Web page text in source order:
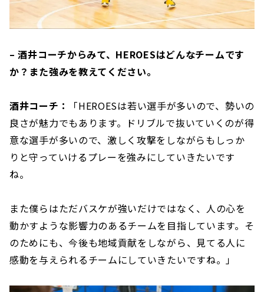
– 酒井コーチからみて、HEROESはどんなチームです
か？また強みを教えてください。
酒井コーチ：
「HEROESは若い選手が多いので、勢いの
良さが魅力でもあります。ドリブルで抜いていくのが得
意な選手が多いので、激しく攻撃をしながらもしっか
りと守っていけるプレーを強みにしていきたいです
ね。
また僕らはただバスケが強いだけではなく、人の心を
動かすような影響力のあるチームを目指しています。そ
のためにも、今後も地域貢献をしながら、見てる人に
感動を与えられるチームにしていきたいですね。」